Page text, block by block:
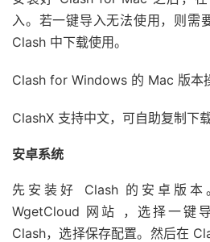
入。若一键导入无法使用，则需
Clash 中下载使用。
Clash for Windows 的 Mac 版本
ClashX 支持中文，可自助复制下载
安卓系统
先安装好 Clash 的安卓版
WgetCloud 网站 ，选择一键
Clash，选择保存配置。然后在